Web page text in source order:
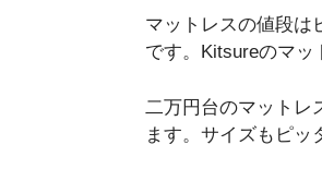
マットレスの値段は
です。Kitsureのマッ
二万円台のマットレ
ます。サイズもピッ